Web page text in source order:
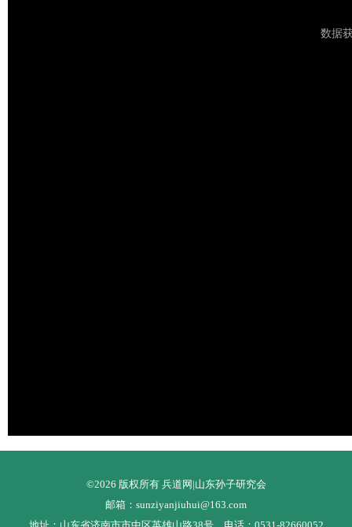
©2026 版权所有 兵道网|山东孙子研究会
邮箱：sunziyanjiuhui@163.com